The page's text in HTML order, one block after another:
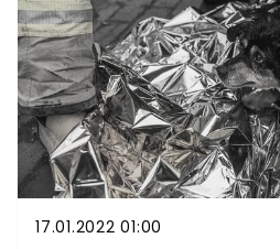
Jelczańskiego
przyjechali go odebrać.
zwierzę miało 10 kg
pokryte guzami. Jego
winy we własnym
17.01.2022 01:00